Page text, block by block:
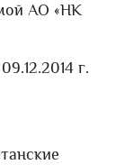
AO «НК
г.